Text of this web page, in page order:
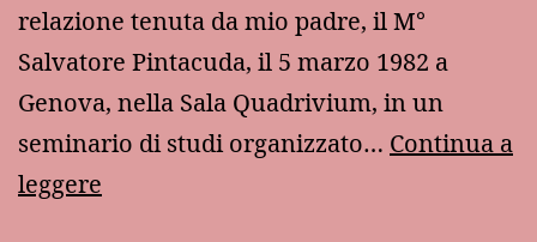
relazione tenuta da mio padre, il M°
Salvatore Pintacuda, il 5 marzo 1982 a
Genova, nella Sala Quadrivium, in un
seminario di studi organizzato… Continua a
leggere